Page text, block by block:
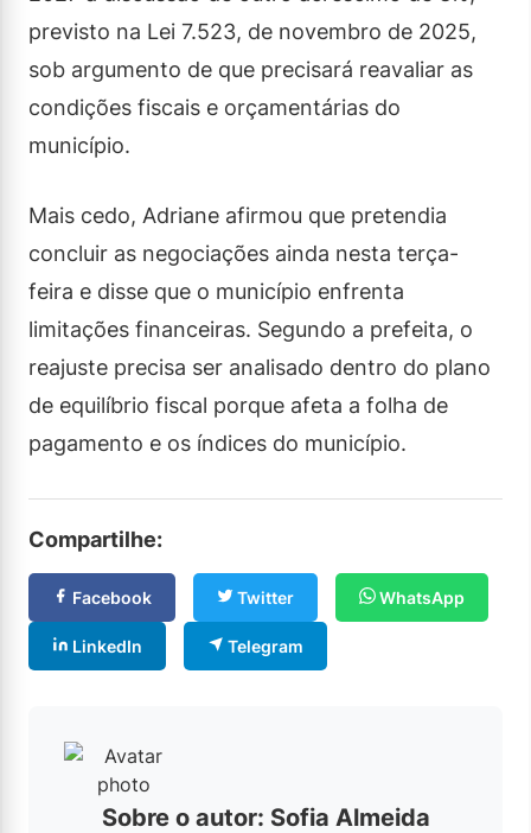
previsto na Lei 7.523, de novembro de 2025,
sob argumento de que precisará reavaliar as
condições fiscais e orçamentárias do
município.
Mais cedo, Adriane afirmou que pretendia
concluir as negociações ainda nesta terça-
feira e disse que o município enfrenta
limitações financeiras. Segundo a prefeita, o
reajuste precisa ser analisado dentro do plano
de equilíbrio fiscal porque afeta a folha de
pagamento e os índices do município.
Compartilhe:
Facebook Twitter WhatsApp
LinkedIn Telegram
Sobre o autor: Sofia Almeida